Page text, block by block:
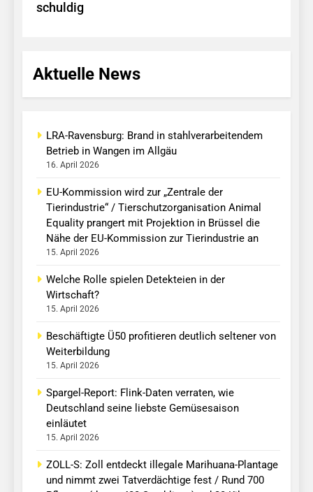
schuldig
Aktuelle News
LRA-Ravensburg: Brand in stahlverarbeitendem
Betrieb in Wangen im Allgäu
16. April 2026
EU-Kommission wird zur „Zentrale der
Tierindustrie“ / Tierschutzorganisation Animal
Equality prangert mit Projektion in Brüssel die
Nähe der EU-Kommission zur Tierindustrie an
15. April 2026
Welche Rolle spielen Detekteien in der
Wirtschaft?
15. April 2026
Beschäftigte Ü50 profitieren deutlich seltener von
Weiterbildung
15. April 2026
Spargel-Report: Flink-Daten verraten, wie
Deutschland seine liebste Gemüsesaison
einläutet
15. April 2026
ZOLL-S: Zoll entdeckt illegale Marihuana-Plantage
und nimmt zwei Tatverdächtige fest / Rund 700